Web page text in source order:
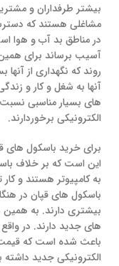
بیشتر طرفداران و
مشاغلی هستند که
در مناطق بد آب و هوا
آسیب برساند برای
روند که نگهداری از
آنها به شغل و کار و
های بسیار مناسبی
الکترونیکی برخوردارند.
برای خرید باسکول های
این است که بر خلاف
به کامپیوتر هستند و
باسکول های قپان در
بیشتری دارند. به
های جدید دارند. در
باعث شده است که قیمت
الکترونیکی جدید داشته